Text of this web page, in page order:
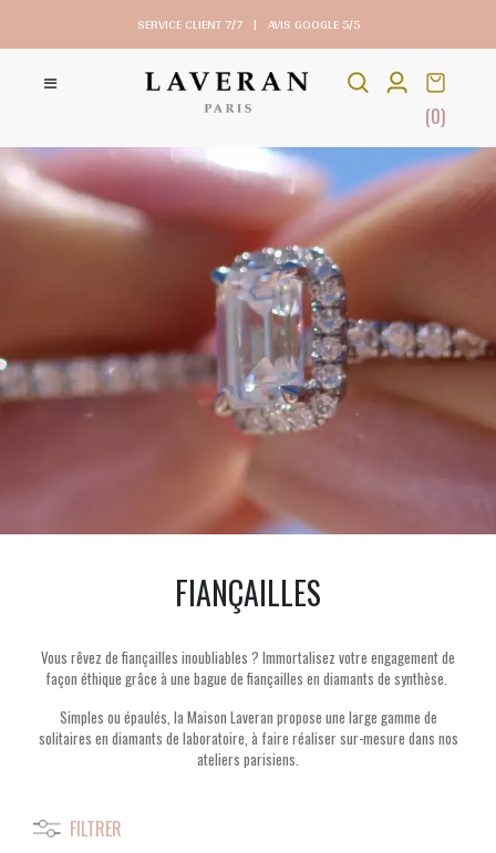
SERVICE CLIENT 7/7 | AVIS GOOGLE 5/5
(0)
FIANÇAILLES
Vous rêvez de fiançailles inoubliables ? Immortalisez votre engagement de
façon éthique grâce à une bague de fiançailles en diamants de synthèse.
Simples ou épaulés, la Maison Laveran propose une large gamme de
solitaires en diamants de laboratoire, à faire réaliser sur-mesure dans nos
ateliers parisiens.
FILTRER